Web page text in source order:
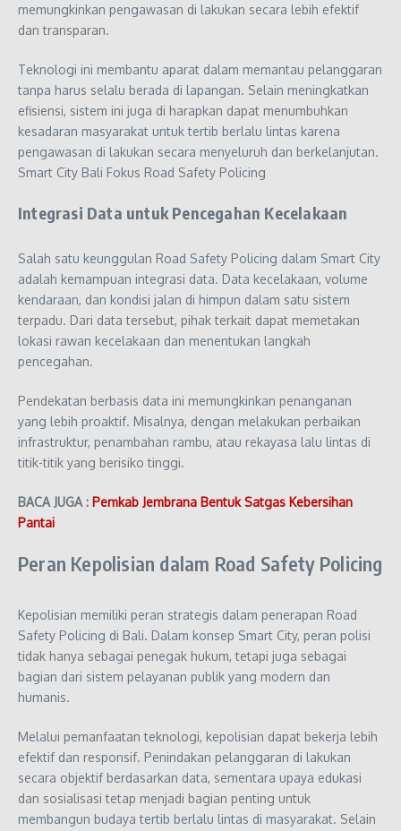
memungkinkan pengawasan di lakukan secara lebih efektif
dan transparan.
Teknologi ini membantu aparat dalam memantau pelanggaran
tanpa harus selalu berada di lapangan. Selain meningkatkan
efisiensi, sistem ini juga di harapkan dapat menumbuhkan
kesadaran masyarakat untuk tertib berlalu lintas karena
pengawasan di lakukan secara menyeluruh dan berkelanjutan.
Smart City Bali Fokus Road Safety Policing
Integrasi Data untuk Pencegahan Kecelakaan
Salah satu keunggulan Road Safety Policing dalam Smart City
adalah kemampuan integrasi data. Data kecelakaan, volume
kendaraan, dan kondisi jalan di himpun dalam satu sistem
terpadu. Dari data tersebut, pihak terkait dapat memetakan
lokasi rawan kecelakaan dan menentukan langkah
pencegahan.
Pendekatan berbasis data ini memungkinkan penanganan
yang lebih proaktif. Misalnya, dengan melakukan perbaikan
infrastruktur, penambahan rambu, atau rekayasa lalu lintas di
titik-titik yang berisiko tinggi.
BACA JUGA : Pemkab Jembrana Bentuk Satgas Kebersihan
Pantai
Peran Kepolisian dalam Road Safety Policing
Kepolisian memiliki peran strategis dalam penerapan Road
Safety Policing di Bali. Dalam konsep Smart City, peran polisi
tidak hanya sebagai penegak hukum, tetapi juga sebagai
bagian dari sistem pelayanan publik yang modern dan
humanis.
Melalui pemanfaatan teknologi, kepolisian dapat bekerja lebih
efektif dan responsif. Penindakan pelanggaran di lakukan
secara objektif berdasarkan data, sementara upaya edukasi
dan sosialisasi tetap menjadi bagian penting untuk
membangun budaya tertib berlalu lintas di masyarakat. Selain